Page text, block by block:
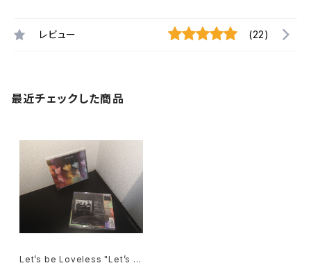
レビュー (22)
最近チェックした商品
Let’s be Loveless "Let’s b